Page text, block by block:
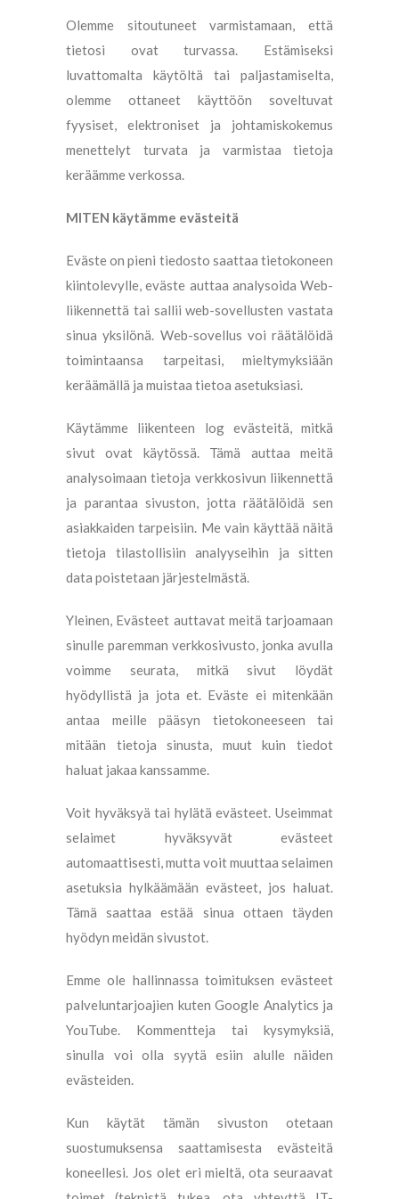
Olemme sitoutuneet varmistamaan, että
tietosi ovat turvassa. Estämiseksi
luvattomalta käytöltä tai paljastamiselta,
olemme ottaneet käyttöön soveltuvat
fyysiset, elektroniset ja johtamiskokemus
menettelyt turvata ja varmistaa tietoja
keräämme verkossa.
MITEN käytämme evästeitä
Eväste on pieni tiedosto saattaa tietokoneen
kiintolevylle, eväste auttaa analysoida Web-
liikennettä tai sallii web-sovellusten vastata
sinua yksilönä. Web-sovellus voi räätälöidä
toimintaansa tarpeitasi, mieltymyksiään
keräämällä ja muistaa tietoa asetuksiasi.
Käytämme liikenteen log evästeitä, mitkä
sivut ovat käytössä. Tämä auttaa meitä
analysoimaan tietoja verkkosivun liikennettä
ja parantaa sivuston, jotta räätälöidä sen
asiakkaiden tarpeisiin. Me vain käyttää näitä
tietoja tilastollisiin analyyseihin ja sitten
data poistetaan järjestelmästä.
Yleinen, Evästeet auttavat meitä tarjoamaan
sinulle paremman verkkosivusto, jonka avulla
voimme seurata, mitkä sivut löydät
hyödyllistä ja jota et. Eväste ei mitenkään
antaa meille pääsyn tietokoneeseen tai
mitään tietoja sinusta, muut kuin tiedot
haluat jakaa kanssamme.
Voit hyväksyä tai hylätä evästeet. Useimmat
selaimet hyväksyvät evästeet
automaattisesti, mutta voit muuttaa selaimen
asetuksia hylkäämään evästeet, jos haluat.
Tämä saattaa estää sinua ottaen täyden
hyödyn meidän sivustot.
Emme ole hallinnassa toimituksen evästeet
palveluntarjoajien kuten Google Analytics ja
YouTube. Kommentteja tai kysymyksiä,
sinulla voi olla syytä esiin alulle näiden
evästeiden.
Kun käytät tämän sivuston otetaan
suostumuksensa saattamisesta evästeitä
koneellesi. Jos olet eri mieltä, ota seuraavat